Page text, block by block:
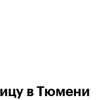
в Тюмени